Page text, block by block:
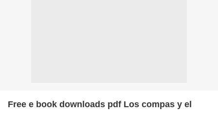
Free e book downloads pdf Los compas y el